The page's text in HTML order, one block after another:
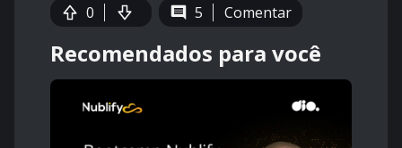
0 5 Comentar
Recomendados para você